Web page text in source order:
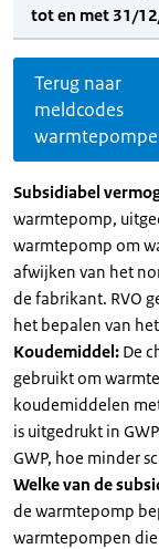
tot en met 31/
Terug naar
meldcodes
Subsidiabel
warmtepomp,
warmtepomp om
afwijken van het
de fabrikant. RVO
het bepalen van
Koudemiddel: De
gebruikt om
koudemiddelen
is uitgedrukt in
GWP, hoe minder
Welke van de
de warmtepomp
warmtepompen